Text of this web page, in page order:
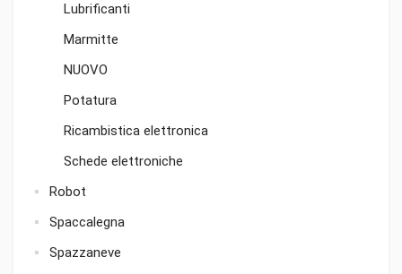
Lubrificanti
Marmitte
NUOVO
Potatura
Ricambistica elettronica
Schede elettroniche
Robot
Spaccalegna
Spazzaneve